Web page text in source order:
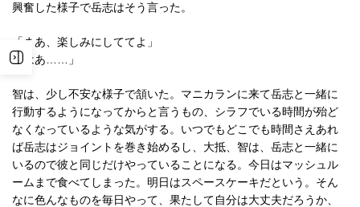
興奮した様子で岳志はそう言った。
「まあ、楽しみにしててよ」
「はあ……」
智は、少し不安な様子で頷いた。マニカランに来て岳志と一緒に
行動するようになってからと言うもの、シラフでいる時間が殆ど
なくなっているような気がする。いつでもどこでも時間さえあれ
ば岳志はジョイントを巻き始めるし、大抵、智は、岳志と一緒に
いるので彼と同じだけやっていることになる。今日はマッシュル
ームまで食べてしまった。明日はスペースケーキだという。そん
なに色んなものを毎日やって、果たして自分は大丈夫だろうか、